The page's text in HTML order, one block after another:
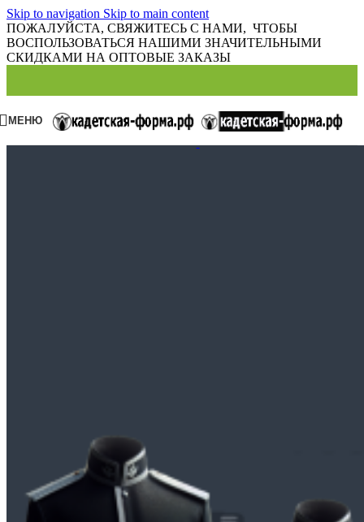
Skip to navigation Skip to main content
ПОЖАЛУЙСТА, СВЯЖИТЕСЬ С НАМИ, ЧТОБЫ
ВОСПОЛЬЗОВАТЬСЯ НАШИМИ ЗНАЧИТЕЛЬНЫМИ
СКИДКАМИ НА ОПТОВЫЕ ЗАКАЗЫ
МЕНЮ